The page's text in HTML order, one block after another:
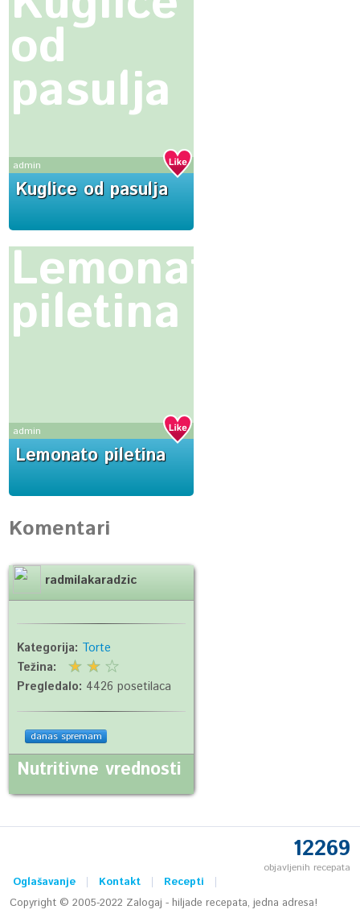
od
pasulja
admin
Kuglice od pasulja
Lemonato
piletina
admin
Lemonato piletina
Komentari
radmilakaradzic
Kategorija: Torte
Težina:
Pregledalo: 4426 posetilaca
danas spremam
Nutritivne vrednosti
12269
objavljenih recepata
Oglašavanje Kontakt
Recepti
Copyright © 2005-2022 Zalogaj - hiljade recepata, jedna adresa!